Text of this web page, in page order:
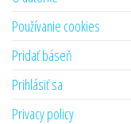
Používanie cookies
Pridať báseň
Prihlásiť sa
Privacy policy